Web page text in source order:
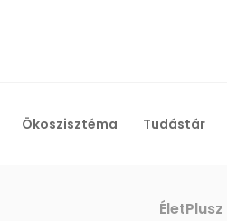
Ökoszisztéma Tudástár
ÉletPlusz